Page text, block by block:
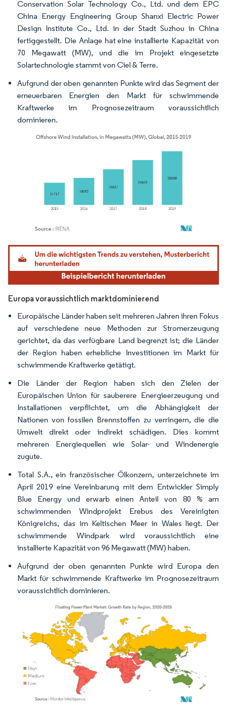
Conservation Solar Technology Co., Ltd. und dem EPC
China Energy Engineering Group Shanxi Electric Power
Design Institute Co., Ltd. in der Stadt Suzhou in China
fertiggestellt. Die Anlage hat eine installierte Kapazität von
70 Megawatt (MW), und die im Projekt eingesetzte
Solartechnologie stammt von Ciel & Terre.
Aufgrund der oben genannten Punkte wird das Segment der
erneuerbaren Energien den Markt für schwimmende
Kraftwerke im Prognosezeitraum voraussichtlich
dominieren.
Bild © Mordor Intelligence. Wiederverwendung erfordert Namensnennung gemäß
Europa voraussichtlich marktdominierend
Europäische Länder haben seit mehreren Jahren ihren Fokus
auf verschiedene neue Methoden zur Stromerzeugung
gerichtet, da das verfügbare Land begrenzt ist; die Länder
der Region haben erhebliche Investitionen im Markt für
schwimmende Kraftwerke getätigt.
Die Länder der Region haben sich den Zielen der
Europäischen Union für sauberere Energieerzeugung und
Installationen verpflichtet, um die Abhängigkeit der
Nationen von fossilen Brennstoffen zu verringern, die die
Umwelt direkt oder indirekt schädigen. Dies kommt
mehreren Energiequellen wie Solar- und Windenergie
zugute.
Total S.A., ein französischer Ölkonzern, unterzeichnete im
April 2019 eine Vereinbarung mit dem Entwickler Simply
Blue Energy und erwarb einen Anteil von 80 % am
schwimmenden Windprojekt Erebus des Vereinigten
Königreichs, das im Keltischen Meer in Wales liegt. Der
schwimmende Windpark wird voraussichtlich eine
installierte Kapazität von 96 Megawatt (MW) haben.
Aufgrund der oben genannten Punkte wird Europa den
Markt für schwimmende Kraftwerke im Prognosezeitraum
voraussichtlich dominieren.